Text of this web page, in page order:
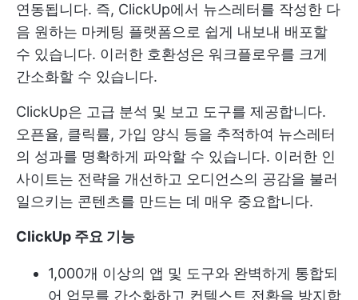
연동됩니다. 즉, ClickUp에서 뉴스레터를 작성한 다
음 원하는 마케팅 플랫폼으로 쉽게 내보내 배포할
수 있습니다. 이러한 호환성은 워크플로우를 크게
간소화할 수 있습니다.
ClickUp은 고급 분석 및 보고 도구를 제공합니다.
오픈율, 클릭률, 가입 양식 등을 추적하여 뉴스레터
의 성과를 명확하게 파악할 수 있습니다. 이러한 인
사이트는 전략을 개선하고 오디언스의 공감을 불러
일으키는 콘텐츠를 만드는 데 매우 중요합니다.
ClickUp 주요 기능
1,000개 이상의 앱 및 도구와 완벽하게 통합되
어 업무를 간소화하고 컨텍스트 전환을 방지합